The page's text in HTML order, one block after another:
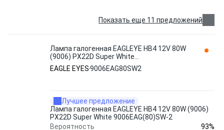
Показать еще 11 предложений
Лампа галогенная EAGLEYE HB4 12V 80W
(9006) PX22D Super White
9006EAG(80)SW-2 EAGLE EYES
EAGLE EYES9006EAG80SW2
Лучшее предложение
Лампа галогенная EAGLEYE HB4 12V 80W (9006)
PX22D Super White 9006EAG(80)SW-2
Вероятность
93%